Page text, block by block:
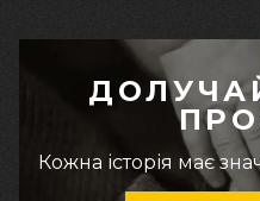
Кожна історія має